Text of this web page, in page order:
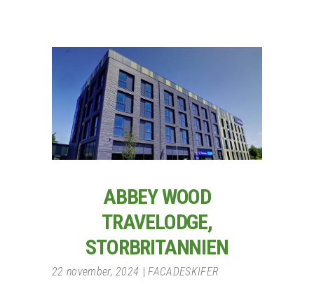
ABBEY WOOD
TRAVELODGE,
STORBRITANNIEN
22 november, 2024 FACADESKIFER